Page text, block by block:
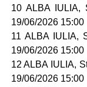
10 ALBA IULIA,
19/06/2026 15:00
11 ALBA IULIA,
19/06/2026 15:00
12 ALBA IULIA,
19/06/2026 15:00